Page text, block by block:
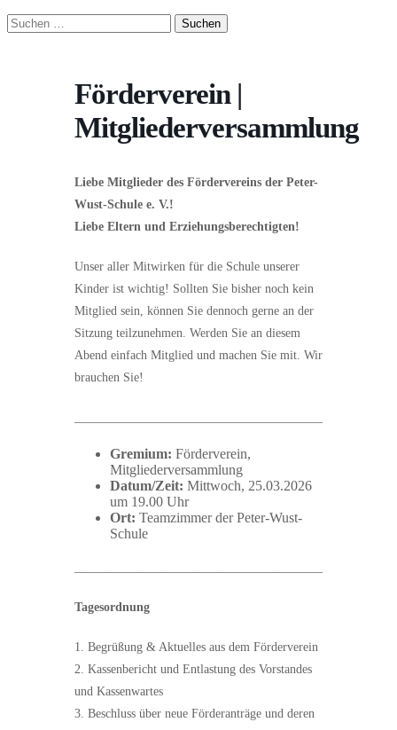
Suchen
nach:
Förderverein |
Mitgliederversammlung
Liebe Mitglieder des Fördervereins der Peter-
Wust-Schule e. V.!
Liebe Eltern und Erziehungsberechtigten!
Unser aller Mitwirken für die Schule unserer
Kinder ist wichtig! Sollten Sie bisher noch kein
Mitglied sein, können Sie dennoch gerne an der
Sitzung teilzunehmen. Werden Sie an diesem
Abend einfach Mitglied und machen Sie mit. Wir
brauchen Sie!
Gremium: Förderverein,
Mitgliederversammlung
Datum/Zeit: Mittwoch, 25.03.2026
um 19.00 Uhr
Ort: Teamzimmer der Peter-Wust-
Schule
Tagesordnung
1. Begrüßung & Aktuelles aus dem Förderverein
2. Kassenbericht und Entlastung des Vorstandes
und Kassenwartes
3. Beschluss über neue Förderanträge und deren